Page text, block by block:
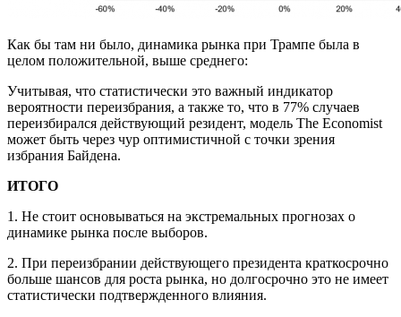
Как бы там ни было, динамика рынка при Трампе была в
целом положительной, выше среднего:
Учитывая, что статистически это важный индикатор
вероятности переизбрания, а также то, что в 77% случаев
переизбирался действующий резидент, модель The Economist
может быть через чур оптимистичной с точки зрения
избрания Байдена.
ИТОГО
1. Не стоит основываться на экстремальных прогнозах о
динамике рынка после выборов.
2. При переизбрании действующего президента краткосрочно
больше шансов для роста рынка, но долгосрочно это не имеет
статистически подтвержденного влияния.